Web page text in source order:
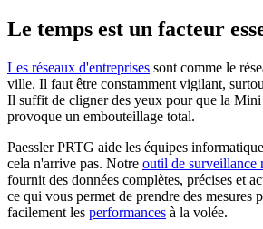
Le temps est un facteur
Les réseaux d'entreprises sont comme le
ville. Il faut être constamment vigilant,
Il suffit de cligner des yeux pour que la
provoque un embouteillage total.
Paessler PRTG aide les équipes
cela n'arrive pas. Notre outil de surveillance
fournit des données complètes, précises et
ce qui vous permet de prendre des mesures
facilement les performances à la volée.